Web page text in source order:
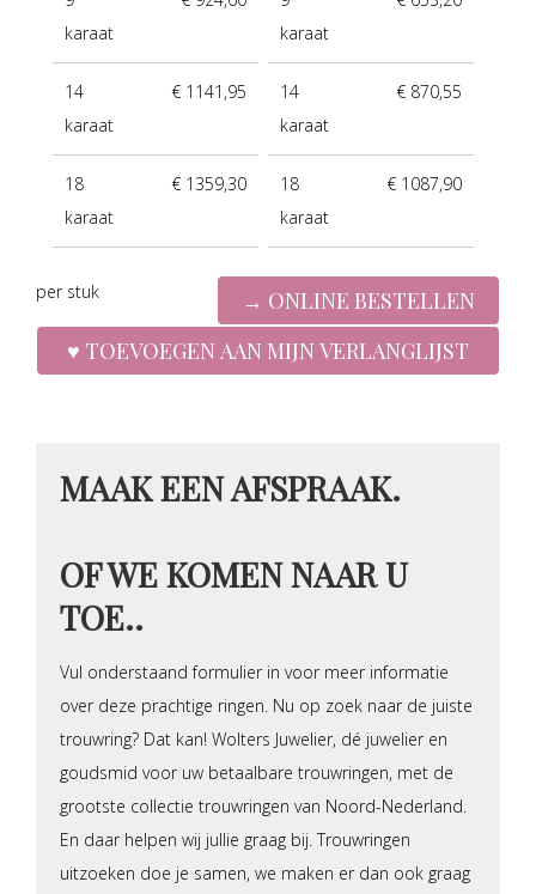
karaat
14
karaat
€ 1141,95
18
karaat
€ 1359,30
karaat
14
karaat
€ 870,55
18
karaat
€ 1087,90
per stuk
MAAK EEN AFSPRAAK.
OF WE KOMEN NAAR U
TOE..
Vul onderstaand formulier in voor meer informatie
over deze prachtige ringen. Nu op zoek naar de juiste
trouwring? Dat kan! Wolters Juwelier, dé juwelier en
goudsmid voor uw betaalbare trouwringen, met de
grootste collectie trouwringen van Noord-Nederland.
En daar helpen wij jullie graag bij. Trouwringen
uitzoeken doe je samen, we maken er dan ook graag